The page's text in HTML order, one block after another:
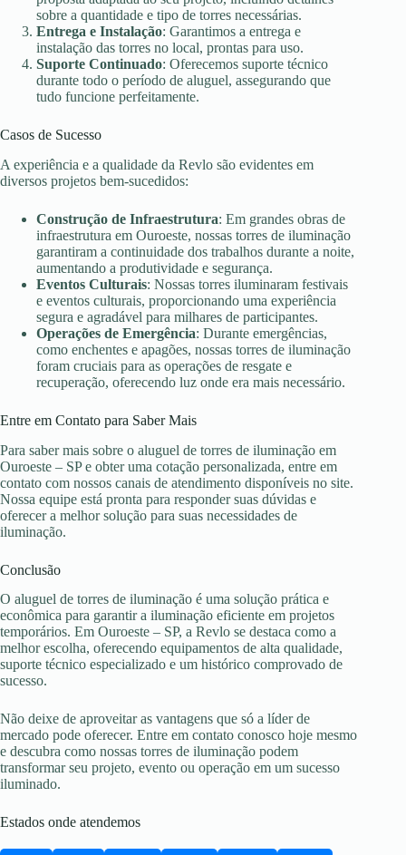
sobre a quantidade e tipo de torres necessárias.
Entrega e Instalação: Garantimos a entrega e
instalação das torres no local, prontas para uso.
Suporte Continuado: Oferecemos suporte técnico
durante todo o período de aluguel, assegurando que
tudo funcione perfeitamente.
Casos de Sucesso
A experiência e a qualidade da Revlo são evidentes em
diversos projetos bem-sucedidos:
Construção de Infraestrutura: Em grandes obras de
infraestrutura em Ouroeste, nossas torres de iluminação
garantiram a continuidade dos trabalhos durante a noite,
aumentando a produtividade e segurança.
Eventos Culturais: Nossas torres iluminaram festivais
e eventos culturais, proporcionando uma experiência
segura e agradável para milhares de participantes.
Operações de Emergência: Durante emergências,
como enchentes e apagões, nossas torres de iluminação
foram cruciais para as operações de resgate e
recuperação, oferecendo luz onde era mais necessário.
Entre em Contato para Saber Mais
Para saber mais sobre o aluguel de torres de iluminação em
Ouroeste – SP e obter uma cotação personalizada, entre em
contato com nossos canais de atendimento disponíveis no site.
Nossa equipe está pronta para responder suas dúvidas e
oferecer a melhor solução para suas necessidades de
iluminação.
Conclusão
O aluguel de torres de iluminação é uma solução prática e
econômica para garantir a iluminação eficiente em projetos
temporários. Em Ouroeste – SP, a Revlo se destaca como a
melhor escolha, oferecendo equipamentos de alta qualidade,
suporte técnico especializado e um histórico comprovado de
sucesso.
Não deixe de aproveitar as vantagens que só a líder de
mercado pode oferecer. Entre em contato conosco hoje mesmo
e descubra como nossas torres de iluminação podem
transformar seu projeto, evento ou operação em um sucesso
iluminado.
Estados onde atendemos